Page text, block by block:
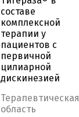
составе
комплексной
терапии у
пациентов с
первичной
цилиарной
дискинезией
Терапевтическая
область